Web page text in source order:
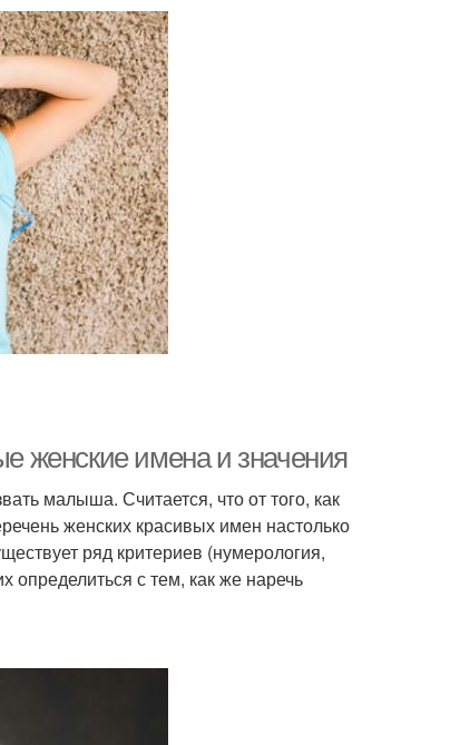
женские имена и значения
малыша. Считается, что от того, как
женских красивых имен настолько
ряд критериев (нумерология,
с тем, как же наречь